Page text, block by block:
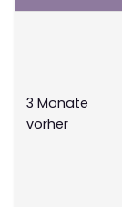
3 Monate
vorher